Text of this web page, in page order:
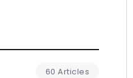
60 Articles